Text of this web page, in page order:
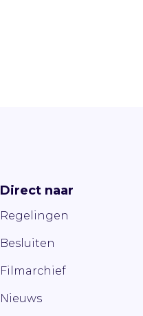
Direct naar
Regelingen
Besluiten
Filmarchief
Nieuws